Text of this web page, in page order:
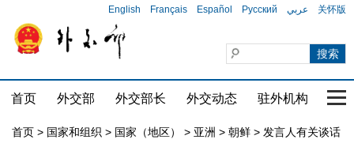
English Français Español Русский عربي 关怀版
首页 外交部 外交部长 外交动态 驻外机构 国
首页 > 国家和组织 > 国家（地区） > 亚洲 > 朝鲜 > 发言人有关谈话